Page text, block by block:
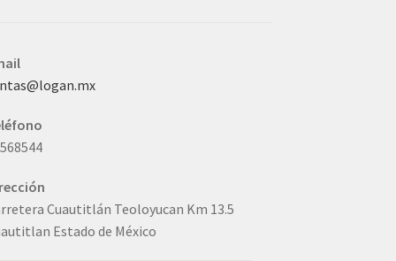
Cuautitlán Teoloyucan Km 13.5
Estado de México